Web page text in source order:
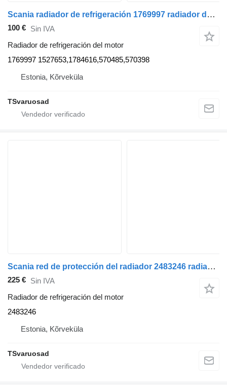
Scania radiador de refrigeración 1769997 radiador de refrigeración del motor para Scania R420 cabeza tractora
100 € Sin IVA
Radiador de refrigeración del motor
1769997 1527653,1784616,570485,570398
Estonia, Kõrveküla
TSvaruosad
Scania red de protección del radiador 2483246 radiador de refrigeración del motor para Scania R410 cabeza tractora
225 € Sin IVA
Radiador de refrigeración del motor
2483246
Estonia, Kõrveküla
TSvaruosad